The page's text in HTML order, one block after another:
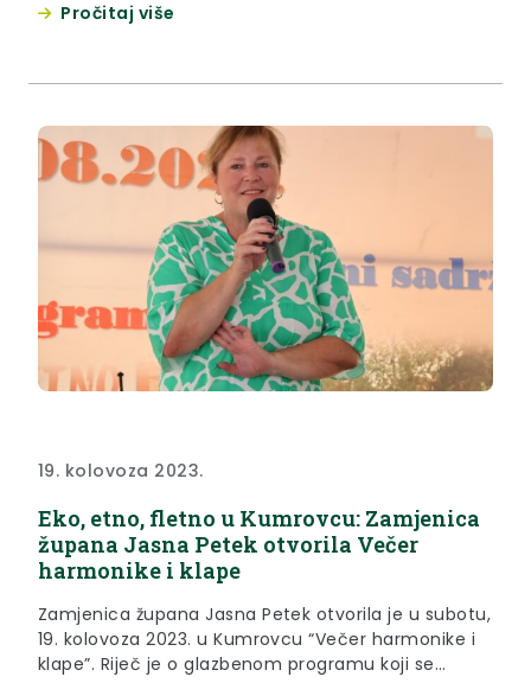
prijelaz Razvor) u Kumrovcu između investitora
Pročitaj više
19. kolovoza 2023.
Eko, etno, fletno u Kumrovcu: Zamjenica
župana Jasna Petek otvorila Večer
harmonike i klape
Zamjenica župana Jasna Petek otvorila je u subotu,
19. kolovoza 2023. u Kumrovcu “Večer harmonike i
klape”. Riječ je o glazbenom programu koji se